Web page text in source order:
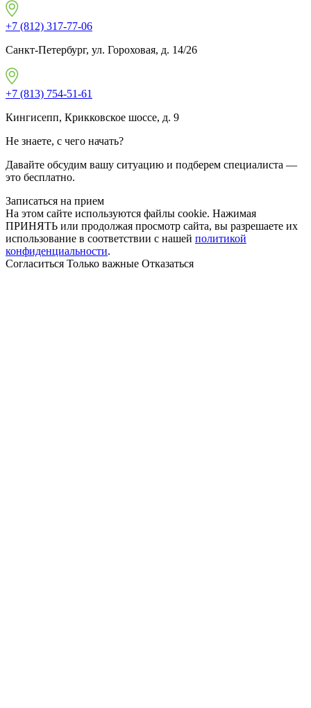
+7 (812) 317-77-06
Санкт-Петербург, ул. Гороховая, д. 14/26
+7 (813) 754-51-61
Кингисепп, Крикковское шоссе, д. 9
Не знаете, с чего начать?
Давайте обсудим вашу ситуацию и подберем специалиста —
это бесплатно.
Записаться на прием
На этом сайте используются файлы cookie. Нажимая
ПРИНЯТЬ или продолжая просмотр сайта, вы разрешаете их
использование в соответствии с нашей политикой
конфиденциальности.
Согласиться Только важные Отказаться